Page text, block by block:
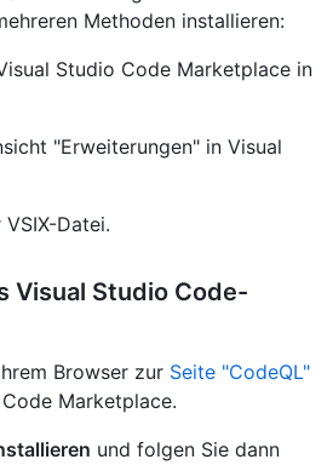
Methoden installieren:
Studio Code Marketplace in
"Erweiterungen" in Visual
Datei.
Visual Studio Code-
Browser zur Seite "CodeQL"
Marketplace.
und folgen Sie dann